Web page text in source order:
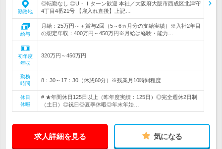
勤務地
◎転勤なし ◎U・Ｉターン歓迎 本社／大阪府大阪市西成区北津守
4丁目4番21号 【雇入れ直後】上記…
給与
月給：25万円～＋賞与2回（5～6ヵ月分の支給実績）※入社2年目
の想定年収：400万円～450万円※月給は経験・能力…
初年度
年収
320万円～450万円
勤務
時間
8：30～17：30（休憩60分）※残業月10時間程度
休日
休暇
# ★年間休日125日以上（昨年度実績：125日）◎完全週休2日制
（土日）◎祝日◎夏季休暇◎年末年始…
求人詳細を見る 気になる